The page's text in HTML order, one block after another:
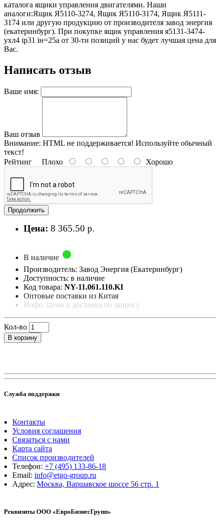
каталога ящики управления двигателями. Наши
аналоги:Ящик Я5110-3274, Ящик Я5110-3174, Ящик Я5111-
3174 или другую продукцию от производителя завод энергия
(екатеринбург). При покупке ящик управления я5131-3474-
ухл4 ip31 iн=25а от 30-ти позиций у нас будет лучшая цена для
Вас.
Написать отзыв
Ваше имя:
Ваш отзыв
Внимание: HTML не поддерживается! Используйте обычный
текст!
Рейтинг Плохо Хорошо
Продолжить
Цена: 8 365.50 р.
В наличие
Производитель: Завод Энергия (Екатеринбург)
Доступность: в наличие
Код товара: NY-11.061.110.KI
Оптовые поставки из Китая
Инфо: Цена и доставка по запросу
Кол-во
В корзину
Служба поддержки
Контакты
Условия соглашения
Связаться с нами
Карта сайта
Список производителей
Телефон: +7 (495) 133-86-18
Email: info@etgo-group.ru
Адрес: Москва, Варшавское шоссе 56 стр. 1
Реквизиты ООО «ЕвроБизнесГрупп»